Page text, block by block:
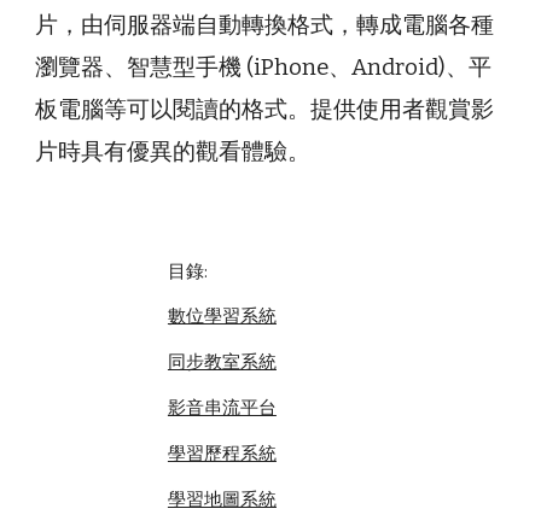
片，由伺服器端自動轉換格式，轉成電腦各種
瀏覽器、智慧型手機 (iPhone、Android)、平
板電腦等可以閱讀的格式。提供使用者觀賞影
片時具有優異的觀看體驗。
目錄:
數位學習系統
同步教室系統
影音串流平台
學習歷程系統
學習地圖系統